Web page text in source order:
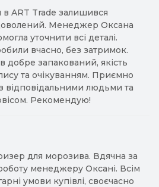
ART Trade залишився
Менеджер Оксана
уточнити всі деталі.
вчасно, без затримок.
добре запакований, якість
та очікуванням. Приємно
відповідальними людьми та
Рекомендую!
для морозива. Вдячна за
менеджеру Оксані. Всім
умови купівлі, своєчасно